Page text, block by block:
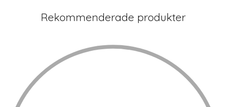
Rekommenderade produkter